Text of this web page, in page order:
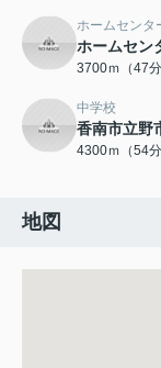
ホームセンタ
ホームセン
3700ｍ（47分
中学校
香南市立野
4300ｍ（54分
地図